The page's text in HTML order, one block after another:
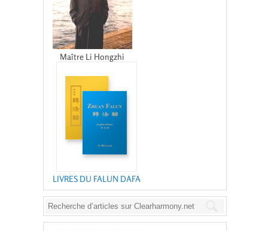
Maître Li Hongzhi
LIVRES DU FALUN DAFA